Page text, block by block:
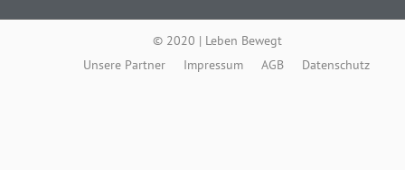
© 2020 | Leben Bewegt
Unsere Partner
Impressum AGB Datenschutz